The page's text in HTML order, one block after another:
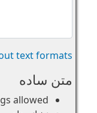
text formats
متن ساده
allowed.